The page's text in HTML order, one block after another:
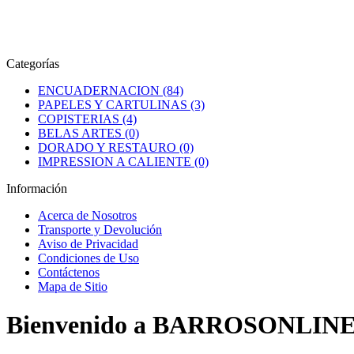
Categorías
ENCUADERNACION (84)
PAPELES Y CARTULINAS (3)
COPISTERIAS (4)
BELAS ARTES (0)
DORADO Y RESTAURO (0)
IMPRESSION A CALIENTE (0)
Información
Acerca de Nosotros
Transporte y Devolución
Aviso de Privacidad
Condiciones de Uso
Contáctenos
Mapa de Sitio
Bienvenido a